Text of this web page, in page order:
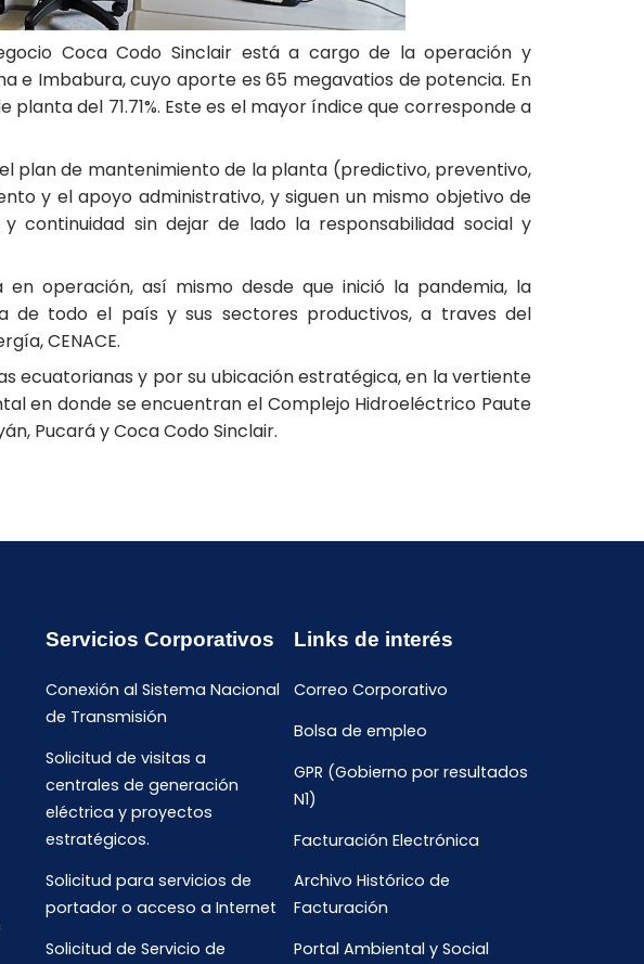
Coca Codo Sinclair está a cargo de la operación y
e Imbabura, cuyo aporte es 65 megavatios de potencia. En
del 71.71%. Este es el mayor índice que corresponde a
plan de mantenimiento de la planta (predictivo, preventivo,
y el apoyo administrativo, y siguen un mismo objetivo de
continuidad sin dejar de lado la responsabilidad social y
operación, así mismo desde que inició la pandemia, la
de todo el país y sus sectores productivos, a traves del
CENACE.
ecuatorianas y por su ubicación estratégica, en la vertiente
en donde se encuentran el Complejo Hidroeléctrico Paute
Pucará y Coca Codo Sinclair.
Servicios Corporativos
Conexión al Sistema Nacional
de Transmisión
Solicitud de visitas a
centrales de generación
eléctrica y proyectos
estratégicos.
Solicitud para servicios de
portador o acceso a Internet
Solicitud de Servicio de
Links de interés
Correo Corporativo
Bolsa de empleo
GPR (Gobierno por resultados
N1)
Facturación Electrónica
Archivo Histórico de
Facturación
Portal Ambiental y Social